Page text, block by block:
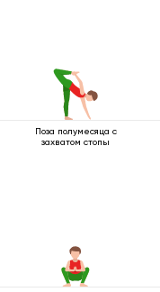
Поза полумесяца с
захватом стопы